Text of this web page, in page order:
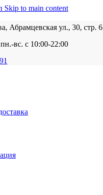
Skip to main content
Абрамцевская ул., 30, стр. 6
вс. с 10:00-22:00